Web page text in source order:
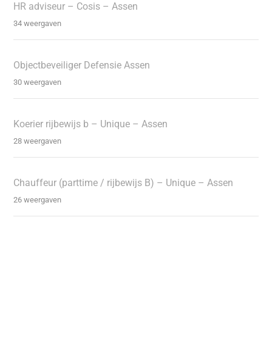
HR adviseur – Cosis – Assen
34 weergaven
Objectbeveiliger Defensie Assen
30 weergaven
Koerier rijbewijs b – Unique – Assen
28 weergaven
Chauffeur (parttime / rijbewijs B) – Unique – Assen
26 weergaven